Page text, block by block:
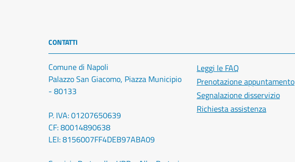
CONTATTI
Comune di Napoli
Palazzo San Giacomo, Piazza Municipio
- 80133
P. IVA: 01207650639
CF: 80014890638
LEI: 8156007FF4DEB97ABA09
Leggi le FAQ
Prenotazione appuntamento
Segnalazione disservizio
Richiesta assistenza